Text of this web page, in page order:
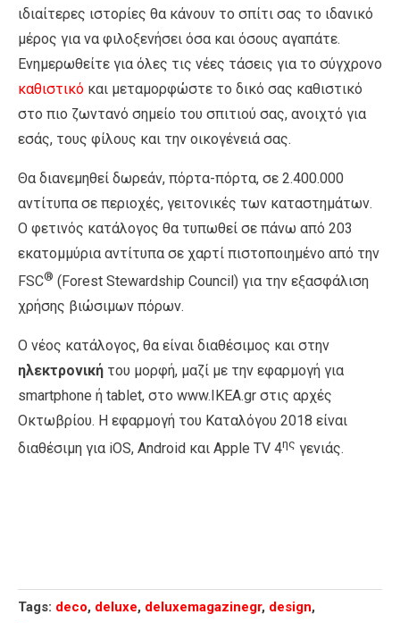
ιδιαίτερες ιστορίες θα κάνουν το σπίτι σας το ιδανικό
μέρος για να φιλοξενήσει όσα και όσους αγαπάτε.
Ενημερωθείτε για όλες τις νέες τάσεις για το σύγχρονο
καθιστικό και μεταμορφώστε το δικό σας καθιστικό
στο πιο ζωντανό σημείο του σπιτιού σας, ανοιχτό για
εσάς, τους φίλους και την οικογένειά σας.
Θα διανεμηθεί δωρεάν, πόρτα-πόρτα, σε 2.400.000
αντίτυπα σε περιοχές, γειτονικές των καταστημάτων.
Ο φετινός κατάλογος θα τυπωθεί σε πάνω από 203
εκατομμύρια αντίτυπα σε χαρτί πιστοποιημένο από την
FSC® (Forest Stewardship Council) για την εξασφάλιση
χρήσης βιώσιμων πόρων.
Ο νέος κατάλογος, θα είναι διαθέσιμος και στην
ηλεκτρονική του μορφή, μαζί με την εφαρμογή για
smartphone ή tablet, στο www.IKEA.gr στις αρχές
Οκτωβρίου. Η εφαρμογή του Καταλόγου 2018 είναι
διαθέσιμη για iOS, Android και Apple TV 4ης γενιάς.
Tags: deco, deluxe, deluxemagazinegr, design,